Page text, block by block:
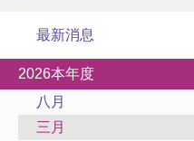
最新消息
2026本年度
八月
三月